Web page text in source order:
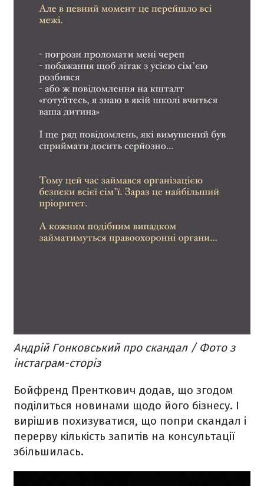
Андрій Гонковський про скандал / Фото з
інстаграм-сторіз
Бойфренд Пренткович додав, що згодом
поділиться новинами щодо його бізнесу. І
вирішив похизуватися, що попри скандал і
перерву кількість запитів на консультації
збільшилась.